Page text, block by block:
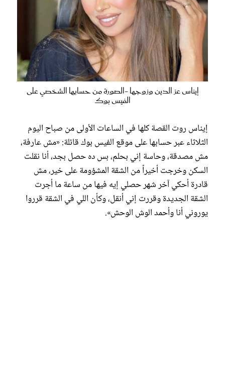
إيناس عز الدين وزوجها -الصورة من حسابها الشخصي على
الفيس بوك
إيناس روت القصة كلها في الساعات الأولى من صباح اليوم
الثلاثاء عبر حسابها على موقع الفيس بوك قائلة: «مش عارفة،
مش مصدقة، وحاسة إني بحلم، بس ده حصل بجد، أنا نقلت
السكن وخرجت أخيراً من الشقة المشؤومة على خير، مش
قادرة أحكي آخر شهر حصلي إيه فيها من ساعة ما أجرت
الشقة الجديدة وقررت إني أنقل، وكأن اللي في الشقة قرروا
يوروني أنا وأحمد الوش الوحش».